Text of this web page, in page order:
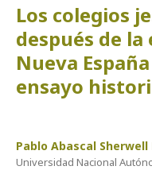
Los colegios
después de
Nueva
ensayo
Pablo Abascal Sherwell
Universidad Nacional